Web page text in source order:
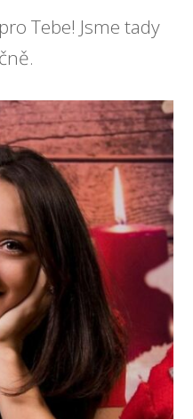
Tebe! Jsme tady